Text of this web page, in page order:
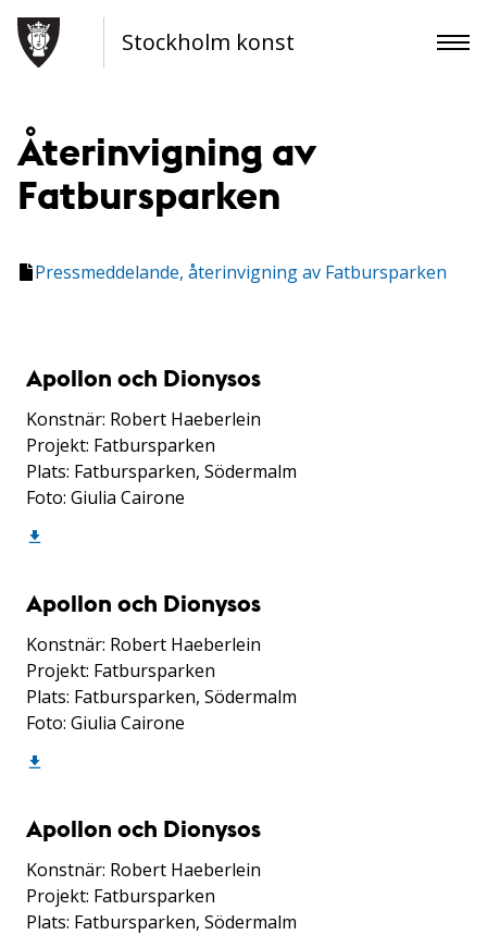
Stockholm konst
Återinvigning av
Fatbursparken
Pressmeddelande, återinvigning av Fatbursparken
Apollon och Dionysos
Konstnär: Robert Haeberlein
Projekt: Fatbursparken
Plats: Fatbursparken, Södermalm
Foto: Giulia Cairone
Apollon och Dionysos
Konstnär: Robert Haeberlein
Projekt: Fatbursparken
Plats: Fatbursparken, Södermalm
Foto: Giulia Cairone
Apollon och Dionysos
Konstnär: Robert Haeberlein
Projekt: Fatbursparken
Plats: Fatbursparken, Södermalm